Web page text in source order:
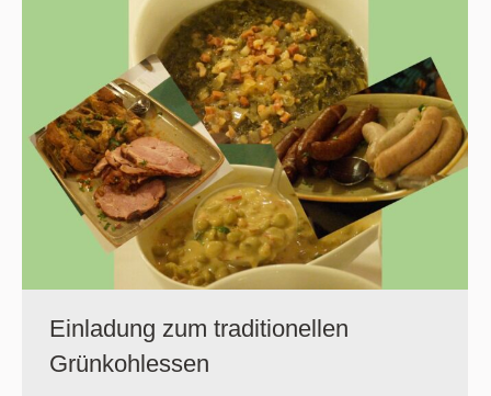
Einladung zum traditionellen
Grünkohlessen